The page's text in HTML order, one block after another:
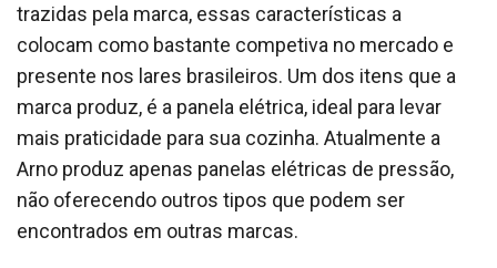
trazidas pela marca, essas características a
colocam como bastante competiva no mercado e
presente nos lares brasileiros. Um dos itens que a
marca produz, é a panela elétrica, ideal para levar
mais praticidade para sua cozinha. Atualmente a
Arno produz apenas panelas elétricas de pressão,
não oferecendo outros tipos que podem ser
encontrados em outras marcas.